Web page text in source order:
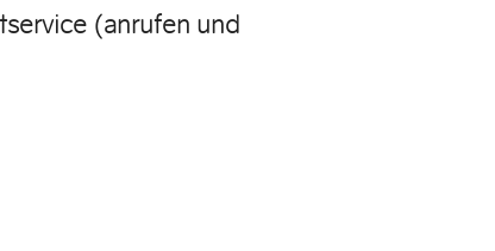
(anrufen und